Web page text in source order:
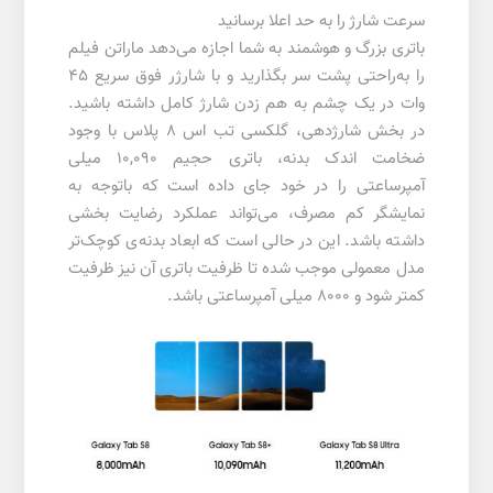
سرعت شارژ را به حد اعلا برسانید
باتری بزرگ و هوشمند به شما اجازه می‌دهد ماراتن فیلم
را به‌راحتی پشت سر بگذارید و با شارژر فوق سریع 45
وات در یک چشم به هم زدن شارژ کامل داشته باشید.
در بخش شارژدهی، گلکسی تب اس 8 پلاس با وجود
ضخامت اندک بدنه، باتری حجیم 10,090 میلی
آمپرساعتی را در خود جای داده است که باتوجه به
نمایشگر کم مصرف، می‌تواند عملکرد رضایت بخشی
داشته باشد. این در حالی است که ابعاد بدنه‌ی کوچک‌تر
مدل معمولی موجب شده تا ظرفیت باتری آن نیز ظرفیت
کمتر شود و 8000 میلی آمپرساعتی باشد.